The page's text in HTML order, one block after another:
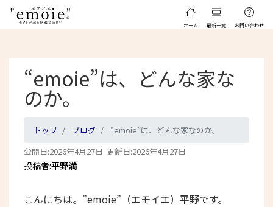
ホーム 最新一覧 お問い合わせ
“emoie”は、どんな家な
のか。
トップ ブログ
“emoie”は、どんな家なのか。
公開日:2026年4月27日 更新日:2026年4月27日
投稿者:平野満
こんにちは。”emoie”（エモイエ）平野です。